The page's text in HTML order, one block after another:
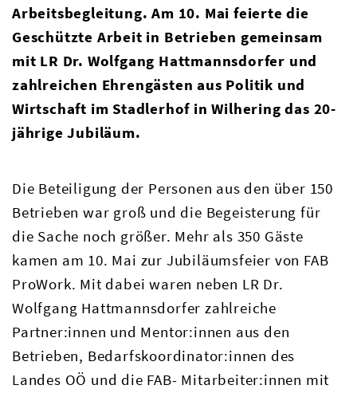
Arbeitsbegleitung. Am 10. Mai feierte die
Geschützte Arbeit in Betrieben gemeinsam
mit LR Dr. Wolfgang Hattmannsdorfer und
zahlreichen Ehrengästen aus Politik und
Wirtschaft im Stadlerhof in Wilhering das 20-
jährige Jubiläum.
Die Beteiligung der Personen aus den über 150
Betrieben war groß und die Begeisterung für
die Sache noch größer. Mehr als 350 Gäste
kamen am 10. Mai zur Jubiläumsfeier von FAB
ProWork. Mit dabei waren neben LR Dr.
Wolfgang Hattmannsdorfer zahlreiche
Partner:innen und Mentor:innen aus den
Betrieben, Bedarfskoordinator:innen des
Landes OÖ und die FAB- Mitarbeiter:innen mit